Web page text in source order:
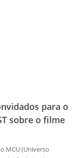
para o
sobre o filme
MCU (Universo